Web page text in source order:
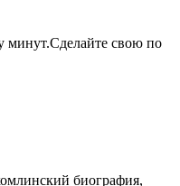
минут.Сделайте свою по
биография,